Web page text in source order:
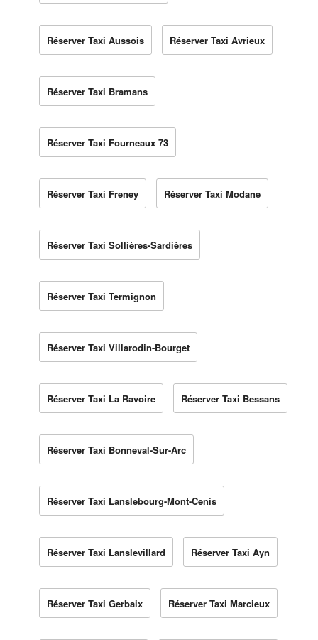
Réserver Taxi Aussois Réserver Taxi Avrieux
Réserver Taxi Bramans
Réserver Taxi Fourneaux 73
Réserver Taxi Freney Réserver Taxi Modane
Réserver Taxi Sollières-Sardières
Réserver Taxi Termignon
Réserver Taxi Villarodin-Bourget
Réserver Taxi La Ravoire Réserver Taxi Bessans
Réserver Taxi Bonneval-Sur-Arc
Réserver Taxi Lanslebourg-Mont-Cenis
Réserver Taxi Lanslevillard Réserver Taxi Ayn
Réserver Taxi Gerbaix Réserver Taxi Marcieux